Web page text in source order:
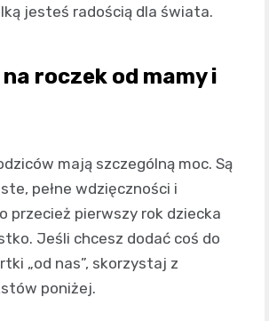
jesteś radością dla świata.
roczek od mamy i
mają szczególną moc. Są
pełne wdzięczności i
przecież pierwszy rok dziecka
Jeśli chcesz dodać coś do
„od nas”, skorzystaj z
poniżej.